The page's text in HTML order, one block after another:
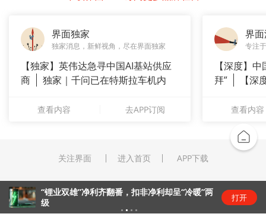
界面独家
独家消息，新鲜视角，尽在界面独家
【独家】英伟达急寻中国AI基站供应
商
独家｜千问已在特斯拉车机内
查看内容 去APP订阅
界
专注
【深度】
拜”
【
查看内容
关注界面 进入首页 APP下载
“锂业双雄”净利齐翻番，扣非净利却呈“冷暖”两
级
打开